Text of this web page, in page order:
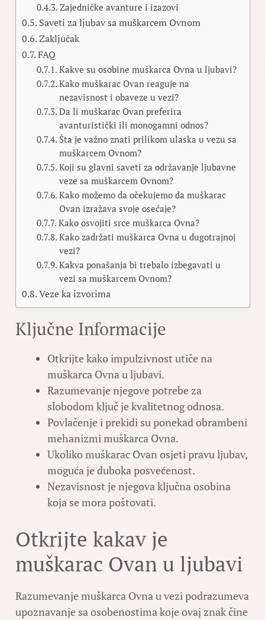
Zajedničke avanture i izazovi
Saveti za ljubav sa muškarcem Ovnom
Zaključak
FAQ
Kakve su osobine muškarca Ovna u ljubavi?
Kako muškarac Ovan reaguje na
nezavisnost i obaveze u vezi?
Da li muškarac Ovan preferira
avanturistički ili monogamni odnos?
Šta je važno znati prilikom ulaska u vezu sa
muškarcem Ovnom?
Koji su glavni saveti za održavanje ljubavne
veze sa muškarcem Ovnom?
Kako možemo da očekujemo da muškarac
Ovan izražava svoje osećaje?
Kako osvojiti srce muškarca Ovna?
Kako zadržati muškarca Ovna u dugotrajnoj
vezi?
Kakva ponašanja bi trebalo izbegavati u
vezi sa muškarcem Ovnom?
Veze ka izvorima
Ključne Informacije
Otkrijte kako impulzivnost utiče na
muškarca Ovna u ljubavi.
Razumevanje njegove potrebe za
slobodom ključ je kvalitetnog odnosa.
Povlačenje i prekidi su ponekad obrambeni
mehanizmi muškarca Ovna.
Ukoliko muškarac Ovan osjeti pravu ljubav,
moguća je duboka posvećenost.
Nezavisnost je njegova ključna osobina
koja se mora poštovati.
Otkrijte kakav je
muškarac Ovan u ljubavi
Razumevanje muškarca Ovna u vezi podrazumeva
upoznavanje sa osobenostima koje ovaj znak čine